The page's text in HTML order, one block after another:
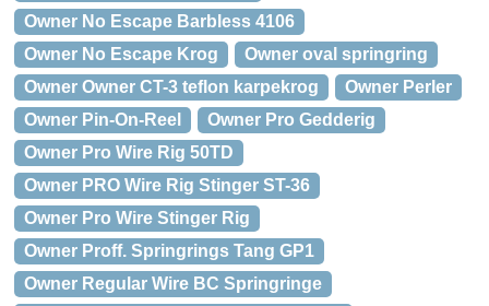
Owner No Escape Barbless 4106
Owner No Escape Krog
Owner oval springring
Owner Owner CT-3 teflon karpekrog
Owner Perler
Owner Pin-On-Reel
Owner Pro Gedderig
Owner Pro Wire Rig 50TD
Owner PRO Wire Rig Stinger ST-36
Owner Pro Wire Stinger Rig
Owner Proff. Springrings Tang GP1
Owner Regular Wire BC Springringe